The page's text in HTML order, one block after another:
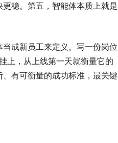
稳。第五，智能体本质上就是
成新员工来定义。写一份岗位
上，从上线第一天就衡量它的
有可衡量的成功标准，最关键